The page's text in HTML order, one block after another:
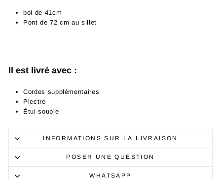
bol de 41cm
Pont de 72 cm au sillet
Il est livré avec :
Cordes supplémentaires
Plectre
Étui souple
INFORMATIONS SUR LA LIVRAISON
POSER UNE QUESTION
WHATSAPP